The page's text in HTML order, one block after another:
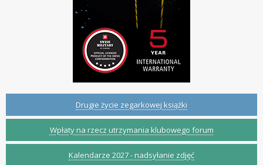
Drugie życie zegarkowej książki
Wpłaty na rzecz utrzymania klubowego forum
Kalendarze 2027 - nadsyłanie zdjęć